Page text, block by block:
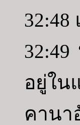
32:48
อยู่ใน
คาน